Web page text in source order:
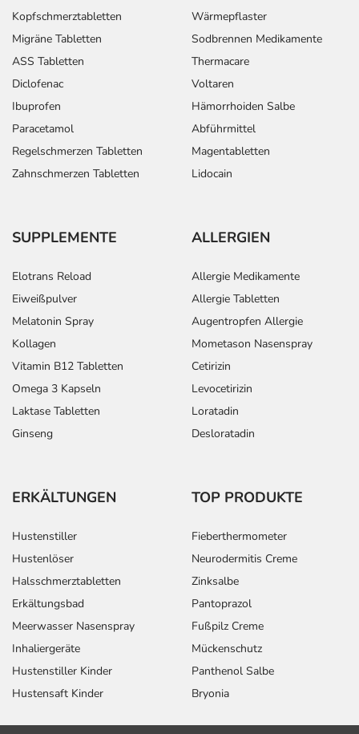
Kopfschmerztabletten
Migräne Tabletten
ASS Tabletten
Diclofenac
Ibuprofen
Paracetamol
Regelschmerzen Tabletten
Zahnschmerzen Tabletten
Wärmepflaster
Sodbrennen Medikamente
Thermacare
Voltaren
Hämorrhoiden Salbe
Abführmittel
Magentabletten
Lidocain
SUPPLEMENTE
Elotrans Reload
Eiweißpulver
Melatonin Spray
Kollagen
Vitamin B12 Tabletten
Omega 3 Kapseln
Laktase Tabletten
Ginseng
ALLERGIEN
Allergie Medikamente
Allergie Tabletten
Augentropfen Allergie
Mometason Nasenspray
Cetirizin
Levocetirizin
Loratadin
Desloratadin
ERKÄLTUNGEN
Hustenstiller
Hustenlöser
Halsschmerztabletten
Erkältungsbad
Meerwasser Nasenspray
Inhaliergeräte
Hustenstiller Kinder
Hustensaft Kinder
TOP PRODUKTE
Fieberthermometer
Neurodermitis Creme
Zinksalbe
Pantoprazol
Fußpilz Creme
Mückenschutz
Panthenol Salbe
Bryonia